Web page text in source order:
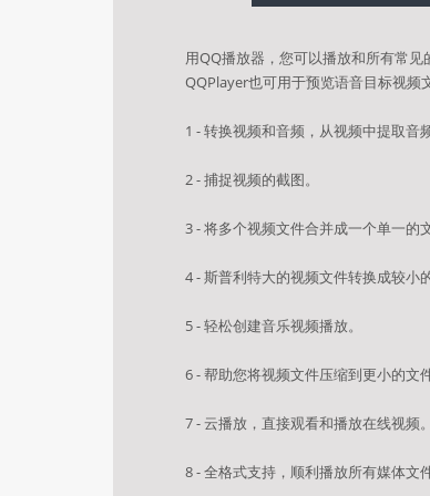
用QQ播放器，您可以播放和所有常见
QQPlayer也可用于预览语音目标视频
1 - 转换视频和音频，从视频中提取音频
2 - 捕捉视频的截图。
3 - 将多个视频文件合并成一个单一的文
4 - 斯普利特大的视频文件转换成较小
5 - 轻松创建音乐视频播放。
6 - 帮助您将视频文件压缩到更小的文
7 - 云播放，直接观看和播放在线视频。
8 - 全格式支持，顺利播放所有媒体文件